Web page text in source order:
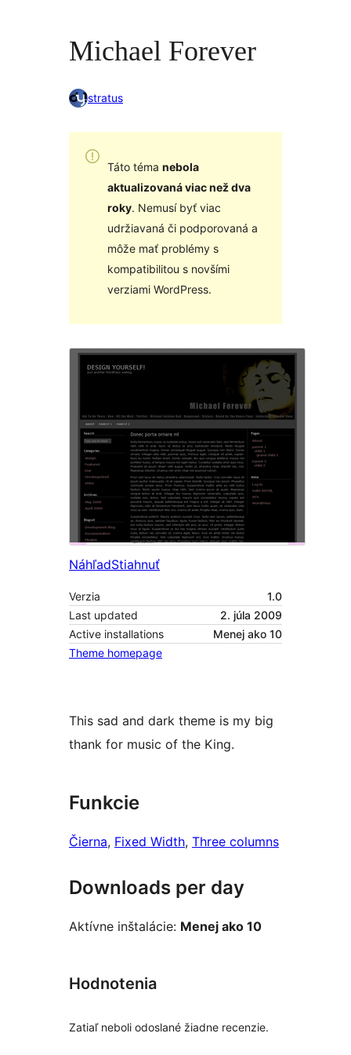
Michael Forever
stratus
Táto téma nebola
aktualizovaná viac než dva
roky. Nemusí byť viac
udržiavaná či podporovaná a
môže mať problémy s
kompatibilitou s novšími
verziami WordPress.
NáhľadStiahnuť
Verzia
1.0
Last updated
2. júla 2009
Active installations
Menej ako 10
Theme homepage
This sad and dark theme is my big
thank for music of the King.
Funkcie
Čierna, Fixed Width, Three columns
Downloads per day
Aktívne inštalácie: Menej ako 10
Hodnotenia
Zatiaľ neboli odoslané žiadne recenzie.